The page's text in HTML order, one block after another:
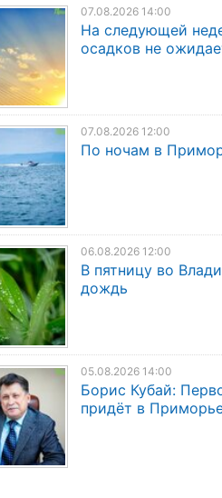
07.08.2026 14:00
На следующей
осадков не
07.08.2026 12:00
По ночам в
06.08.2026 12:00
В пятницу во
дождь
05.08.2026 14:00
Борис Кубай:
придёт в